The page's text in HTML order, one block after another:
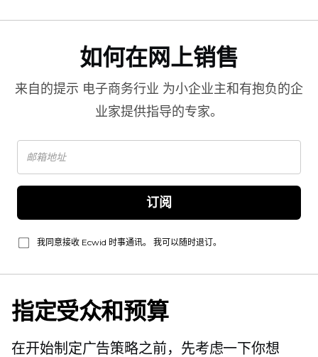
如何在网上销售
来自的提示 电子商务行业 为小企业主和有抱负的企
业家提供指导的专家。
订阅
我同意接收 Ecwid 时事通讯。 我可以随时退订。
指定受众和预算
在开始制定广告策略之前，先考虑一下你想